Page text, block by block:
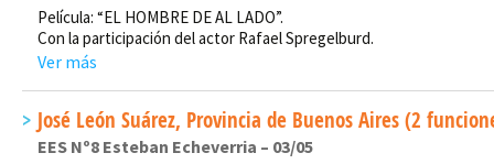
Película: “EL HOMBRE DE AL LADO”.
Con la participación del actor Rafael Spregelburd.
Ver más
José León Suárez, Provincia de Buenos Aires (2
EES Nº8 Esteban Echeverria – 03/05